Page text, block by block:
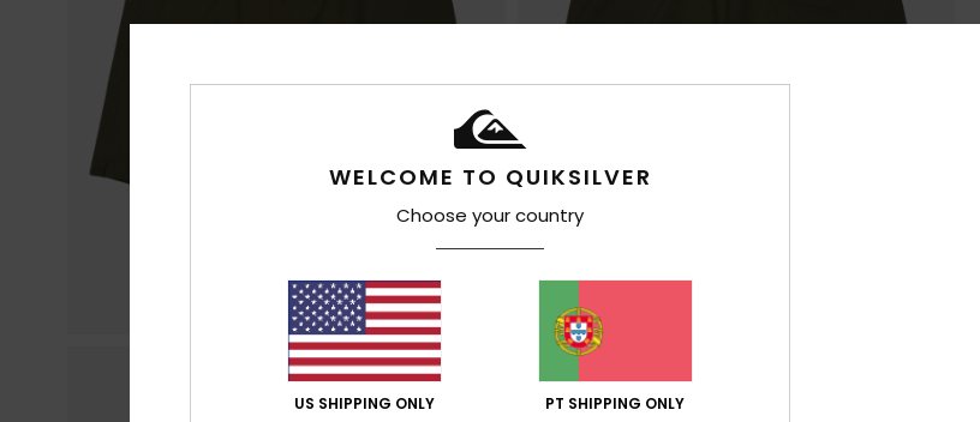
WELCOME TO QUIKSILVER
Choose your country
US SHIPPING ONLY PT SHIPPING ONLY